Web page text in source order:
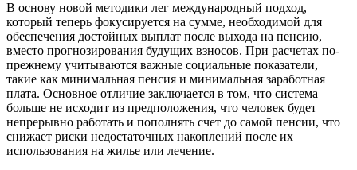
В основу новой методики лег международный подход,
который теперь фокусируется на сумме, необходимой для
обеспечения достойных выплат после выхода на пенсию,
вместо прогнозирования будущих взносов. При расчетах по-
прежнему учитываются важные социальные показатели,
такие как минимальная пенсия и минимальная заработная
плата. Основное отличие заключается в том, что система
больше не исходит из предположения, что человек будет
непрерывно работать и пополнять счет до самой пенсии, что
снижает риски недостаточных накоплений после их
использования на жилье или лечение.